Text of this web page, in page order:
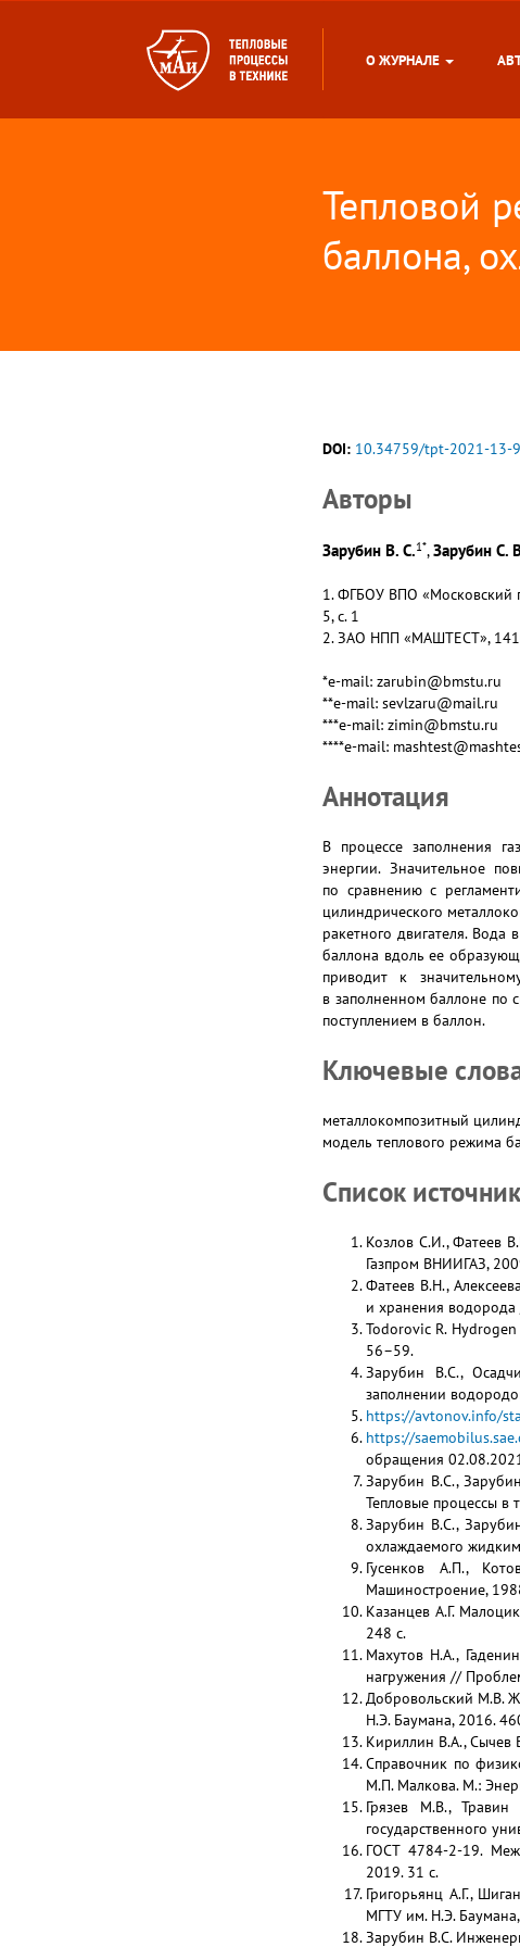
О ЖУРНАЛЕ
Тепловой
баллона,
DOI: 10.34759/tpt-2021-13-
Авторы
Зарубин В. С.1*,Зарубин С.
1. ФГБОУ ВПО «Московский
5, с. 1
2. ЗАО НПП «МАШТЕСТ»,
*e-mail: zarubin@bmstu.ru
**e-mail: sevlzaru@mail.ru
***e-mail: zimin@bmstu.ru
****e-mail:
Аннотация
В процессе заполнения
энергии. Значительное
по сравнению с
цилиндрического
ракетного двигателя.
баллона вдоль ее
приводит к
в заполненном баллоне по
поступлением в баллон.
Ключевые
металлокомпозитный
модель теплового режима
Список
Козлов С.И., Фатеев
Газпром ВНИИГАЗ,
Фатеев В.Н.,
и хранения
Todorovic R.
56–59.
Зарубин В.С.,
заполнении
https://avtonov.info/
https://
обращения
Зарубин В.С.,
Тепловые процессы в
Зарубин В.С.,
охлаждаемого
Гусенков А.П.,
Машиностроение,
Казанцев А.Г.
248 с.
Махутов Н.А.,
нагружения //
Добровольский М.В.
Н.Э. Баумана, 2016.
Кириллин В.А., Сычев
Справочник по
М.П. Малкова. М.:
Грязев М.В.,
государственного
ГОСТ 4784-2-19.
2019. 31 с.
Григорьянц А.Г.,
МГТУ им. Н.Э.
Зарубин В.С.